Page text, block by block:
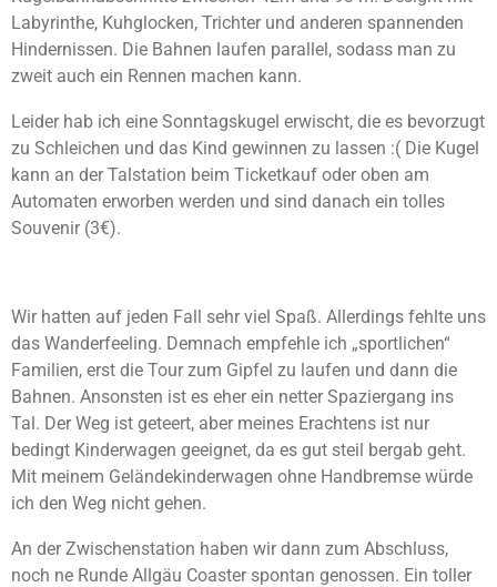
n
e
Labyrinthe, Kuhglocken, Trichter und anderen spannenden
Hindernissen. Die Bahnen laufen parallel, sodass man zu
zweit auch ein Rennen machen kann.
Leider hab ich eine Sonntagskugel erwischt, die es bevorzugt
zu Schleichen und das Kind gewinnen zu lassen :( Die Kugel
kann an der Talstation beim Ticketkauf oder oben am
Automaten erworben werden und sind danach ein tolles
Souvenir (3€).
Wir hatten auf jeden Fall sehr viel Spaß. Allerdings fehlte uns
das Wanderfeeling. Demnach empfehle ich „sportlichen“
Familien, erst die Tour zum Gipfel zu laufen und dann die
Bahnen. Ansonsten ist es eher ein netter Spaziergang ins
Tal. Der Weg ist geteert, aber meines Erachtens ist nur
bedingt Kinderwagen geeignet, da es gut steil bergab geht.
Mit meinem Geländekinderwagen ohne Handbremse würde
ich den Weg nicht gehen.
An der Zwischenstation haben wir dann zum Abschluss,
noch ne Runde Allgäu Coaster spontan genossen. Ein toller